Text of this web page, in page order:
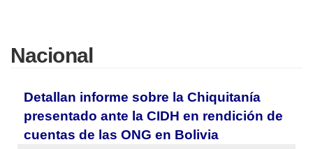
Nacional
Detallan informe sobre la Chiquitanía
presentado ante la CIDH en rendición de
cuentas de las ONG en Bolivia